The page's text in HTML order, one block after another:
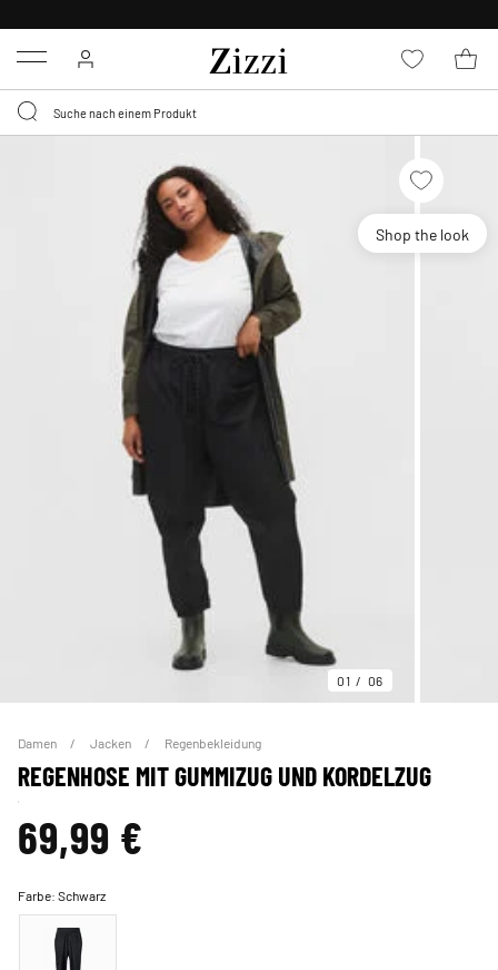
Menu
Shop the look
01 06
Damen Jacken Regenbekleidung
REGENHOSE MIT GUMMIZUG UND KORDELZUG
69,99 €
Farbe:Schwarz